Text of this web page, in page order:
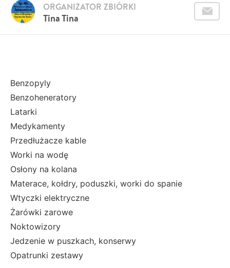
Tina Tina
ORGANIZATOR ZBIÓRKI
Benzopyly
Benzoheneratory
Latarki
Medykamenty
Przedłużacze kable
Worki na wodę
Osłony na kolana
Materace, kołdry, poduszki, worki do spanie
Wtyczki elektryczne
Żarówki zarowe
Noktowizory
Jedzenie w puszkach, konserwy
Opatrunki zestawy